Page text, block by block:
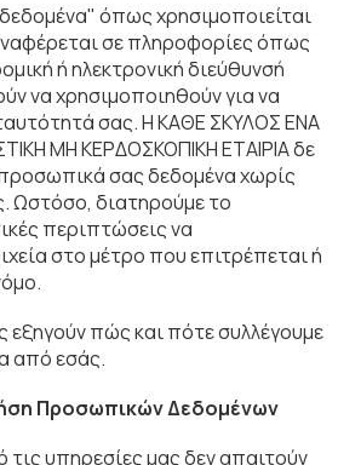
όπως χρησιμοποιείται
σε πληροφορίες όπως
ή ηλεκτρονική διεύθυνσή
να χρησιμοποιηθούν για να
σας. Η ΚΑΘΕ ΣΚΥΛΟΣ ΕΝΑ
ΜΗ ΚΕΡΔΟΣΚΟΠΙΚΗ ΕΤΑΙΡΙΑ δε
σας δεδομένα χωρίς
Ωστόσο, διατηρούμε το
περιπτώσεις να
στο μέτρο που επιτρέπεται ή
εξηγούν πώς και πότε συλλέγουμε
από εσάς.
Προσωπικών Δεδομένων
υπηρεσίες μας δεν απαιτούν